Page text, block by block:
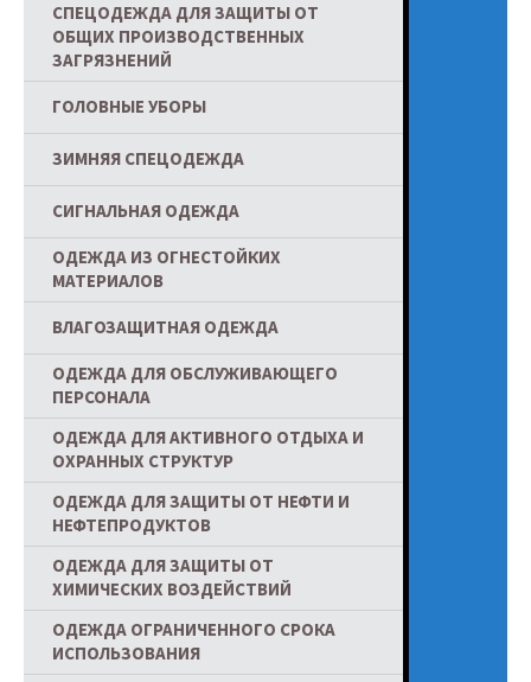
СПЕЦОДЕЖДА ДЛЯ ЗАЩИТЫ ОТ
ОБЩИХ ПРОИЗВОДСТВЕННЫХ
ЗАГРЯЗНЕНИЙ
ГОЛОВНЫЕ УБОРЫ
ЗИМНЯЯ СПЕЦОДЕЖДА
СИГНАЛЬНАЯ ОДЕЖДА
ОДЕЖДА ИЗ ОГНЕСТОЙКИХ
МАТЕРИАЛОВ
ВЛАГОЗАЩИТНАЯ ОДЕЖДА
ОДЕЖДА ДЛЯ ОБСЛУЖИВАЮЩЕГО
ПЕРСОНАЛА
ОДЕЖДА ДЛЯ АКТИВНОГО ОТДЫХА И
ОХРАННЫХ СТРУКТУР
ОДЕЖДА ДЛЯ ЗАЩИТЫ ОТ НЕФТИ И
НЕФТЕПРОДУКТОВ
ОДЕЖДА ДЛЯ ЗАЩИТЫ ОТ
ХИМИЧЕСКИХ ВОЗДЕЙСТВИЙ
ОДЕЖДА ОГРАНИЧЕННОГО СРОКА
ИСПОЛЬЗОВАНИЯ